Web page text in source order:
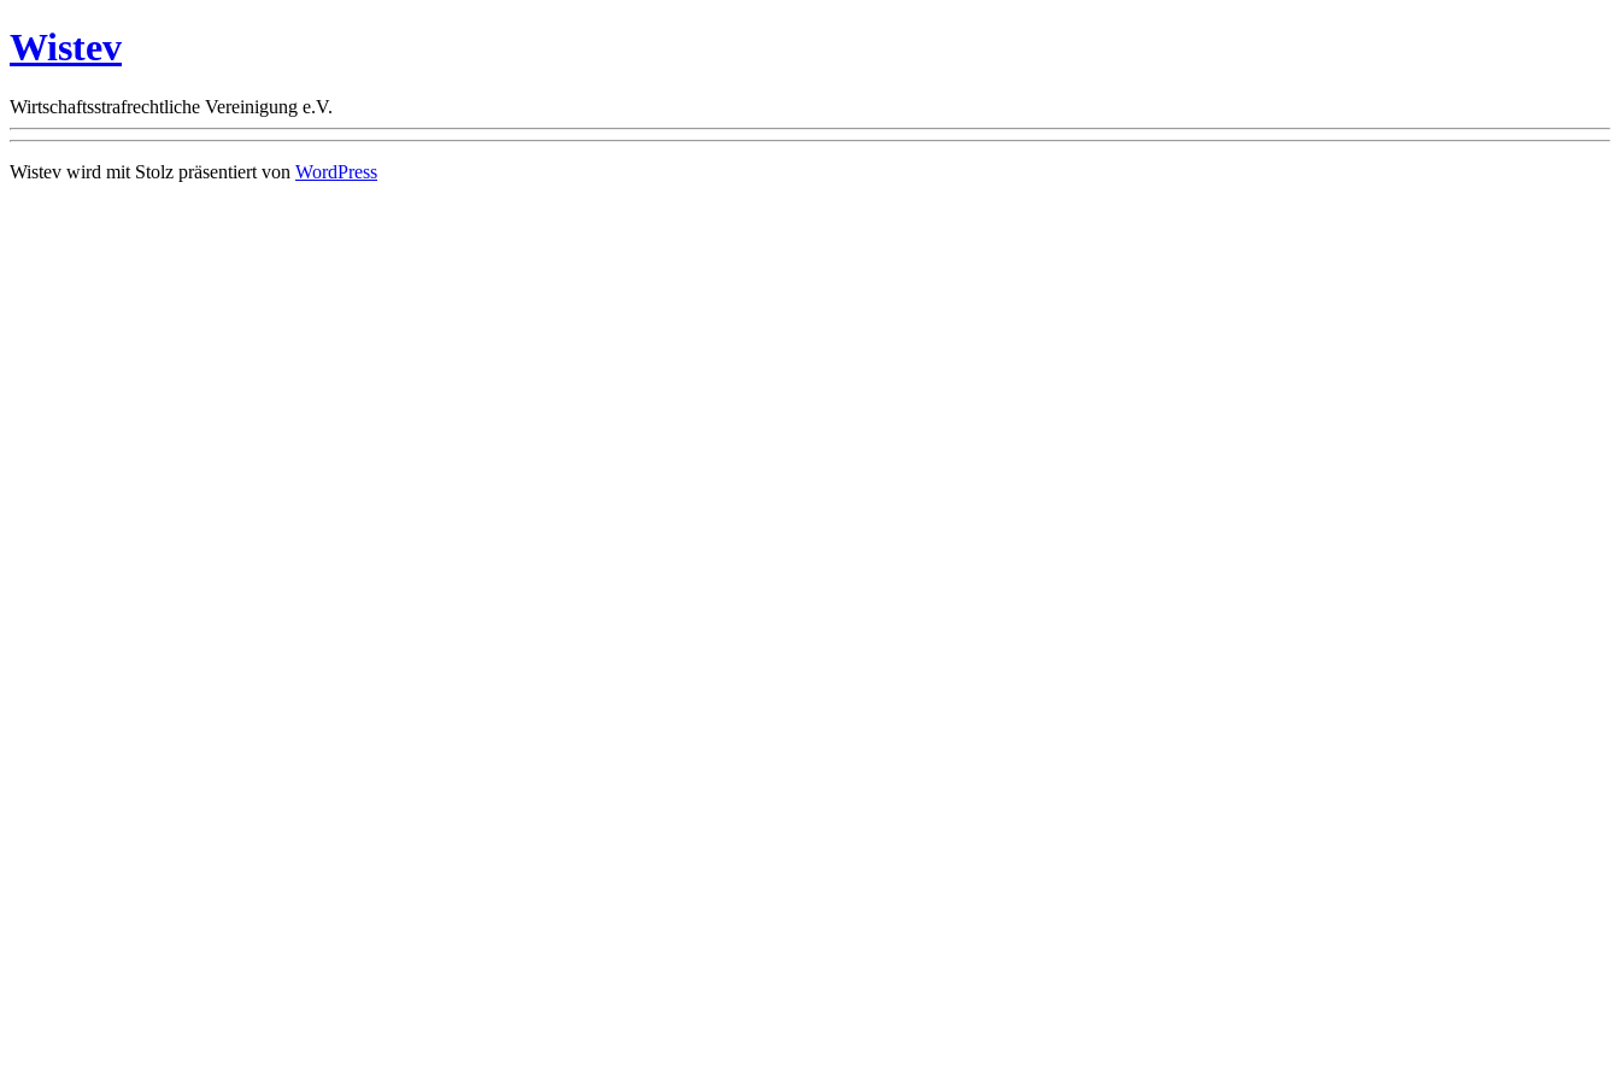
Wistev
Wirtschaftsstrafrechtliche Vereinigung e.V.
Wistev wird mit Stolz präsentiert von WordPress